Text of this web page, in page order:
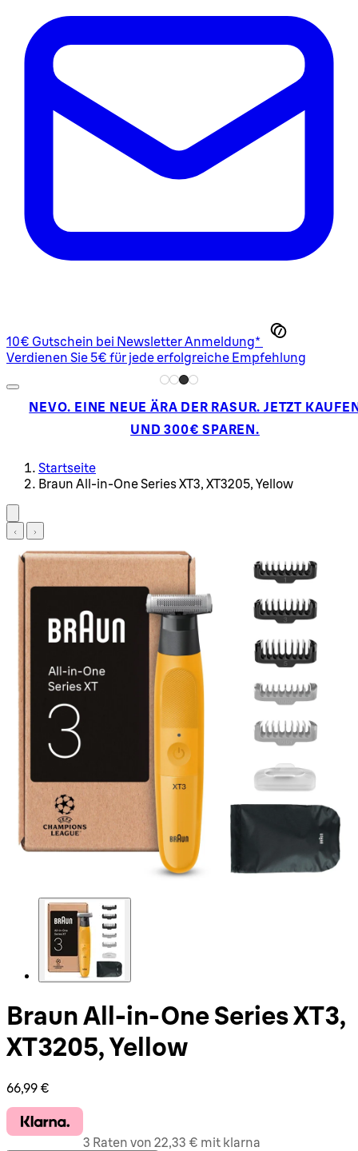
10€ Gutschein bei Newsletter Anmeldung*
Verdienen Sie 5€ für jede erfolgreiche Empfehlung
NEVO. EINE NEUE ÄRA DER RASUR. JETZT
UND 300€ SPAREN.
Startseite
Braun All-in-One Series XT3, XT3205, Yellow
Braun All-in-One Series XT3,
XT3205, Yellow
Aktueller Preis: 66,99 €.
66,99 €
3 Raten von 22,33 € mit klarna